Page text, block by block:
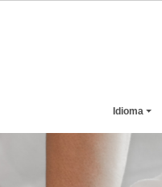
Idioma